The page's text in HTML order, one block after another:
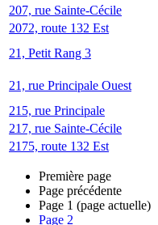
207, rue Sainte-Cécile
2072, route 132 Est
21, Petit Rang 3
21, rue Principale Ouest
215, rue Principale
217, rue Sainte-Cécile
2175, route 132 Est
Première page
Page précédente
Page 1 (page actuelle)
Page 2